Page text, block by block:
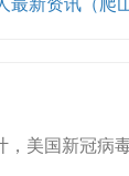
最新资讯（爬
美国新冠病